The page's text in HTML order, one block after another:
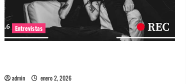
Entrevistas
admin enero 2, 2026